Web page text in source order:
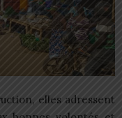
elles adressent